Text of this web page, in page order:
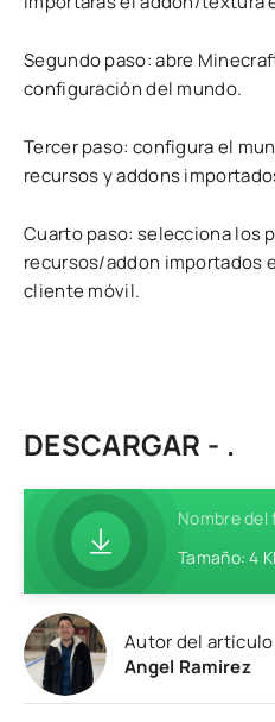
Segundo paso: abre
configuración del mundo.
Tercer paso: configura el
recursos y addons
Cuarto paso: selecciona los
recursos/addon importados
cliente móvil.
DESCARGAR - .
Nombre del
Tamaño: 4
Autor del artículo
Angel Ramirez